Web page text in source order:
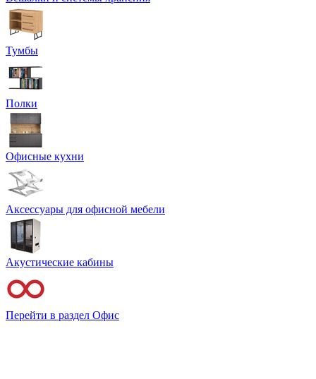
Тумбы
Полки
Офисные кухни
Аксессуары для офисной мебели
Акустические кабины
Перейти в раздел Офис